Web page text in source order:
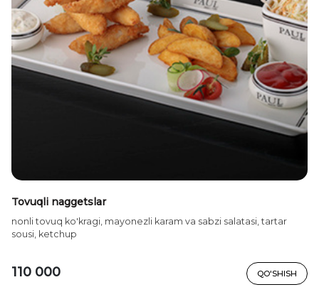
Tovuqli naggetslar
nonli tovuq ko'kragi, mayonezli karam va sabzi salatasi, tartar
sousi, ketchup
110 000 QO'SHISH